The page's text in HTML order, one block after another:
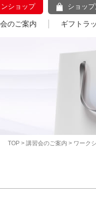
ショップ ショッ
のご案内 ギフトラ
TOP > 講習会のご案内 > ワーク